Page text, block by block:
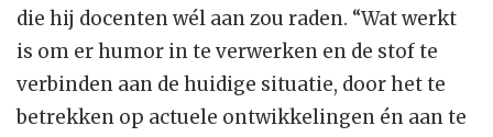
die hij docenten wél aan zou raden. “Wat werkt
is om er humor in te verwerken en de stof te
verbinden aan de huidige situatie, door het te
betrekken op actuele ontwikkelingen én aan te